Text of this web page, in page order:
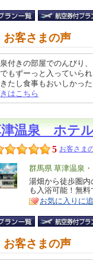
お客さまの声
付きの部屋でのんびり
もずーっと入っていら
たし食事もおいしかっ
はこちら
温泉 ホテ
5 お客さま
エ
リ
ア
群馬県 草津温泉
特
徴
湯畑から徒歩圏
も入浴可能！無
お気に入りに
お客さまの声